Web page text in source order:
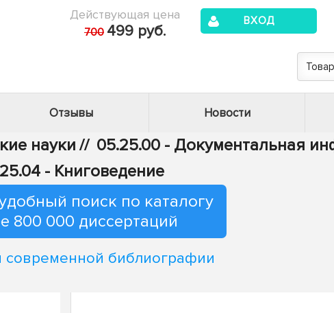
Действующая цена
700 499 руб.
ВХОД
Отзывы Новости
науки // 05.25.00 - Документальная
- Книговедение
поиск по каталогу
800 000 диссертаций
современной библиографии